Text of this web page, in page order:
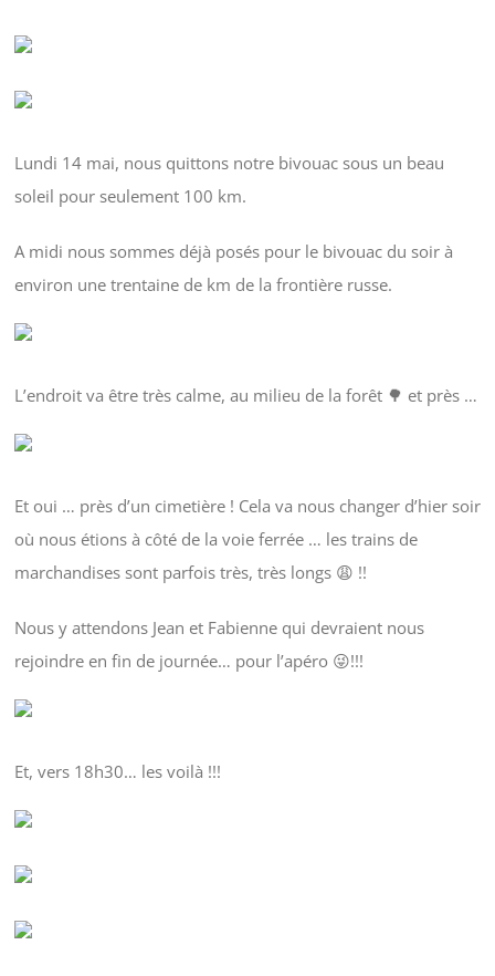
Lundi 14 mai, nous quittons notre bivouac sous un beau
soleil pour seulement 100 km.
A midi nous sommes déjà posés pour le bivouac du soir à
environ une trentaine de km de la frontière russe.
L’endroit va être très calme, au milieu de la forêt 🌳 et près …
Et oui … près d’un cimetière ! Cela va nous changer d’hier soir
où nous étions à côté de la voie ferrée … les trains de
marchandises sont parfois très, très longs 😩 !!
Nous y attendons Jean et Fabienne qui devraient nous
rejoindre en fin de journée… pour l’apéro 😜!!!
Et, vers 18h30… les voilà !!!